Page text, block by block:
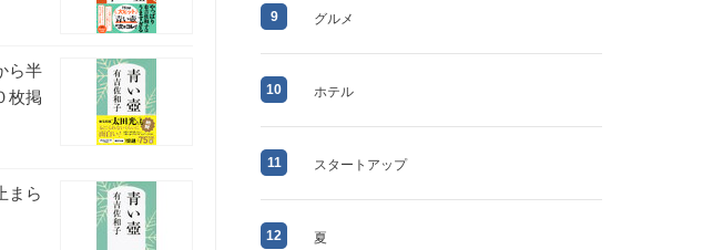
ら半
枚掲
まら
9 グルメ
10 ホテル
11 スタートアップ
12 夏